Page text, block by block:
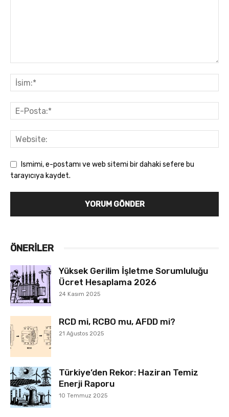
Ismimi, e-postamı ve web sitemi bir dahaki sefere bu
tarayıcıya kaydet.
ÖNERILER
Yüksek Gerilim İşletme Sorumluluğu
Ücret Hesaplama 2026
24 Kasım 2025
RCD mi, RCBO mu, AFDD mi?
21 Ağustos 2025
Türkiye’den Rekor: Haziran Temiz
Enerji Raporu
10 Temmuz 2025